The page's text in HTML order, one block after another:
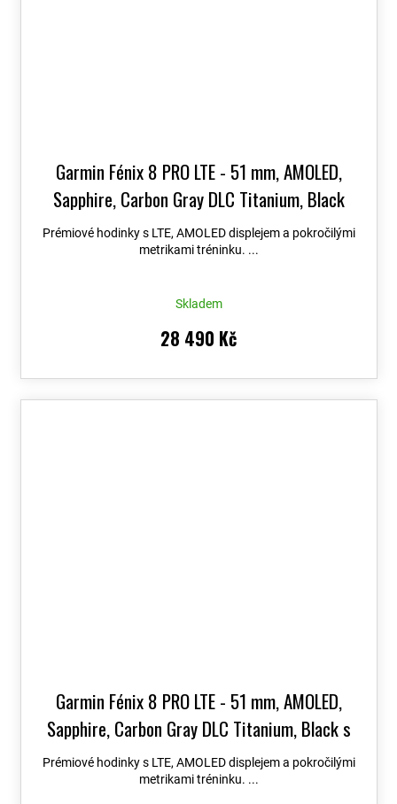
Garmin Fénix 8 PRO LTE - 51 mm, AMOLED,
Sapphire, Carbon Gray DLC Titanium, Black
010-03199-01+ možnost výměny do 90 dní +
Topo Czech PRO Voucher
Prémiové hodinky s LTE, AMOLED displejem a pokročilými
metrikami tréninku. ...
Skladem
28 490 Kč
Garmin Fénix 8 PRO LTE - 51 mm, AMOLED,
Sapphire, Carbon Gray DLC Titanium, Black s
Chestnut koženým řemínkem 010-03199-40+
možnost výměny do 90 dní + Topo Czech PRO
Prémiové hodinky s LTE, AMOLED displejem a pokročilými
metrikami tréninku. ...